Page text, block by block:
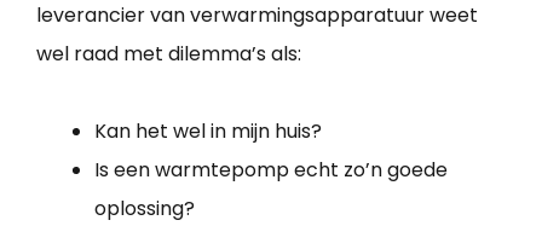
leverancier van verwarmingsapparatuur weet
wel raad met dilemma’s als:
Kan het wel in mijn huis?
Is een warmtepomp echt zo’n goede
oplossing?